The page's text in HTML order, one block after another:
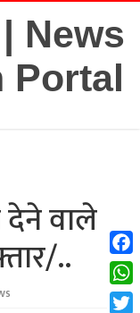
देने वाले
..